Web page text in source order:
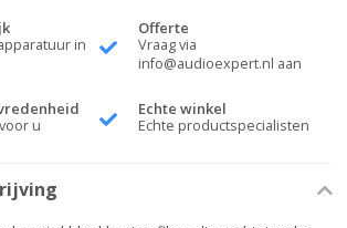
in
Offerte
Vraag via
info@audioexpert.nl aan
u
Echte winkel
Echte productspecialisten